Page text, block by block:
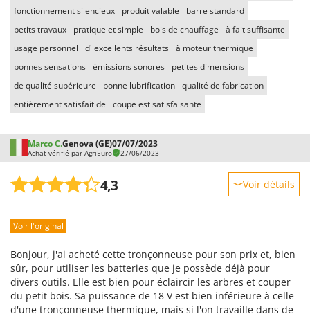
Wiper EcoRobot
Wolf Garten
Wortex
Worx
Y Yard Force
Z
Zanon
Zephir
ZGrills
Zomax
fonctionnement silencieux
produit valable
barre standard
petits travaux
pratique et simple bois de chauffage
à fait suffisante
usage personnel
d' excellents résultats à moteur thermique
bonnes sensations émissions sonores
petites dimensions
de qualité supérieure
bonne lubrification qualité de fabrication
entièrement satisfait de
coupe est satisfaisante
Marco C.Genova (GE)07/07/2023
Achat vérifié par AgriEuro 27/06/2023
4,3 Voir détails
Prestations
Qualité / Prix
Facilité de montage
Emballage
Voir l'original
Bonjour, j'ai acheté cette tronçonneuse pour son prix et, bien
sûr, pour utiliser les batteries que je possède déjà pour
divers outils. Elle est bien pour éclaircir les arbres et couper
du petit bois. Sa puissance de 18 V est bien inférieure à celle
d'une tronçonneuse thermique, mais si l'on travaille dans de